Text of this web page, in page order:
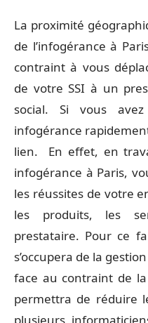
La proximité
de l’infogérance à
contraint à vous
de votre SSI à un
social. Si vous
infogérance
lien. En effet, en
infogérance à Paris,
les réussites de votre
les produits, les
prestataire. Pour ce
s’occupera de la
face au contraint de
permettra de réduire
plusieurs